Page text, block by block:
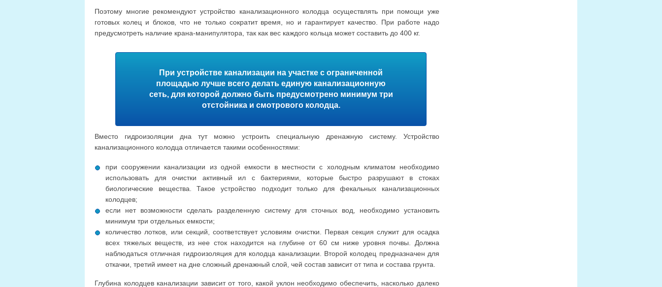
Поэтому многие рекомендуют устройство канализационного колодца осуществлять при помощи уже
готовых колец и блоков, что не только сократит время, но и гарантирует качество. При работе надо
предусмотреть наличие крана-манипулятора, так как вес каждого кольца может составить до 400 кг.
При устройстве канализации на участке с ограниченной
площадью лучше всего делать единую канализационную
сеть, для которой должно быть предусмотрено минимум три
отстойника и смотрового колодца.
Вместо гидроизоляции дна тут можно устроить специальную дренажную систему. Устройство
канализационного колодца отличается такими особенностями:
при сооружении канализации из одной емкости в местности с холодным климатом необходимо
использовать для очистки активный ил с бактериями, которые быстро разрушают в стоках
биологические вещества. Такое устройство подходит только для фекальных канализационных
колодцев;
если нет возможности сделать разделенную систему для сточных вод, необходимо установить
минимум три отдельных емкости;
количество лотков, или секций, соответствует условиям очистки. Первая секция служит для осадка
всех тяжелых веществ, из нее сток находится на глубине от 60 см ниже уровня почвы. Должна
наблюдаться отличная гидроизоляция для колодца канализации. Второй колодец предназначен для
откачки, третий имеет на дне сложный дренажный слой, чей состав зависит от типа и состава грунта.
Глубина колодцев канализации зависит от того, какой уклон необходимо обеспечить, насколько далеко